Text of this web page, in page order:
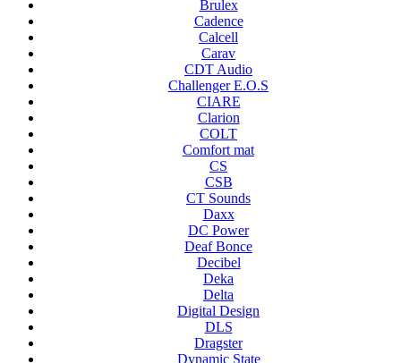
Brulex
Cadence
Calcell
Carav
CDT Audio
Challenger E.O.S
CIARE
Clarion
COLT
Comfort mat
CS
CSB
CT Sounds
Daxx
DC Power
Deaf Bonce
Decibel
Deka
Delta
Digital Design
DLS
Dragster
Dynamic State